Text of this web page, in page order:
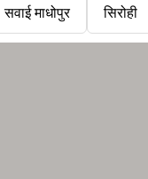
सवाई माधोपुर सिरोही